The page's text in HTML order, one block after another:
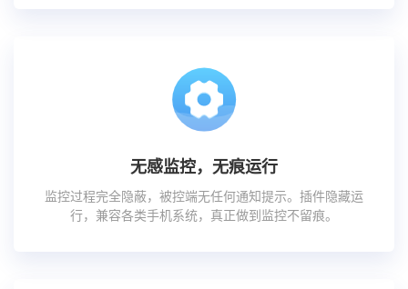
无感监控，无痕运行
监控过程完全隐蔽，被控端无任何通知提示。插件隐藏运
行，兼容各类手机系统，真正做到监控不留痕。